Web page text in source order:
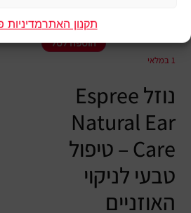
תקנון האתרמדיניות
1 במלאי
הוספה לסל
נוזל Espree
Natural Ear
Care – טיפול
טבעי לניקוי
האוזניים